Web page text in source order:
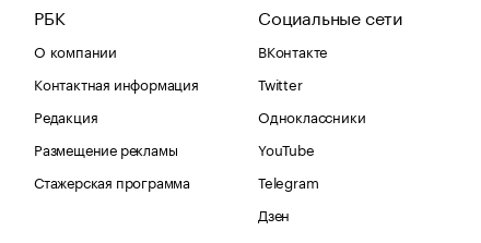
РБК
О компании
Контактная информация
Редакция
Размещение рекламы
Стажерская программа
Социальные сети
ВКонтакте
Twitter
Одноклассники
YouTube
Telegram
Дзен